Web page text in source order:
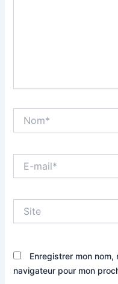
mail*
Enregistrer mon
navigateur pour mon